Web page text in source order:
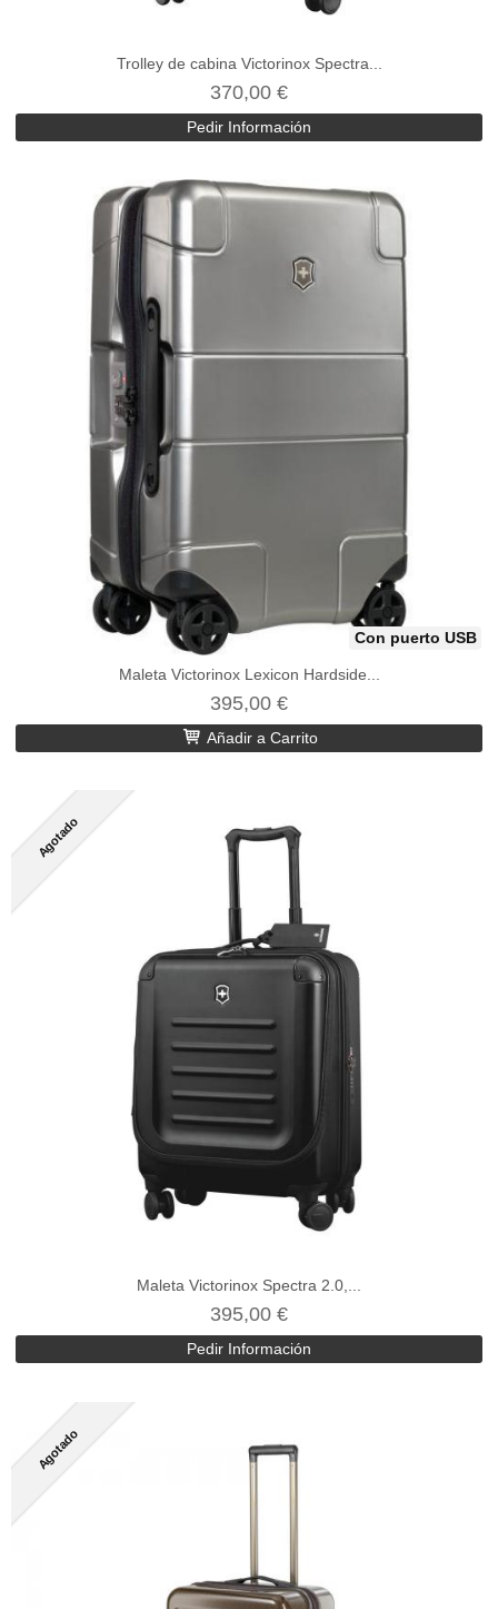
Trolley de cabina Victorinox Spectra...
370,00 €
Pedir Información
Con puerto USB
Maleta Victorinox Lexicon Hardside...
395,00 €
Añadir a Carrito
Agotado
Maleta Victorinox Spectra 2.0,...
395,00 €
Pedir Información
Agotado